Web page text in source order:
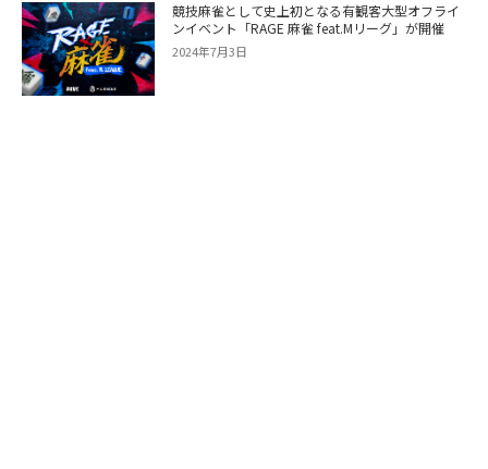
競技麻雀として史上初となる有観客大型オフライ
ンイベント「RAGE 麻雀 feat.Mリーグ」が開催
2024年7月3日